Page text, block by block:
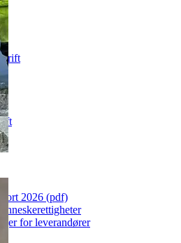
2026 (pdf)
for leverandører